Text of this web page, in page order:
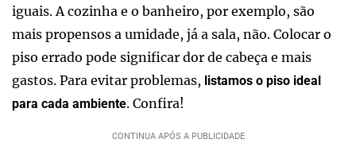
iguais. A cozinha e o banheiro, por exemplo, são
mais propensos a umidade, já a sala, não. Colocar o
piso errado pode significar dor de cabeça e mais
gastos. Para evitar problemas, listamos o piso ideal
para cada ambiente. Confira!